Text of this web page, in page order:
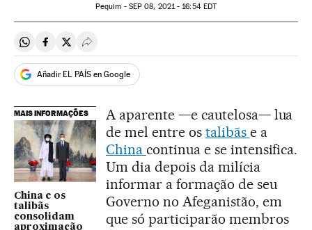
Pequim - SEP 08, 2021 - 16:54EDT
Compartir en Whatsapp
Compartir en Facebook
Compartir en Twitter
Desplegar Redes Sociales
Añadir EL PAÍS en Google
MAIS INFORMAÇÕES
China e os
talibãs
consolidam
aproximação
A aparente —e cautelosa— lua
de mel entre os talibãs e a
China continua e se intensifica.
Um dia depois da milícia
informar a formação de seu
Governo no Afeganistão, em
que só participarão membros